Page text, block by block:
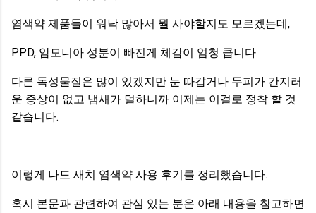
염색약 제품들이 워낙 많아서 뭘 사야할지도 모르겠는데,
PPD, 암모니아 성분이 빠진게 체감이 엄청 큽니다.
다른 독성물질은 많이 있겠지만 눈 따갑거나 두피가 간지러
운 증상이 없고 냄새가 덜하니까 이제는 이걸로 정착 할 것
같습니다.
이렇게 나드 새치 염색약 사용 후기를 정리했습니다.
혹시 본문과 관련하여 관심 있는 분은 아래 내용을 참고하면